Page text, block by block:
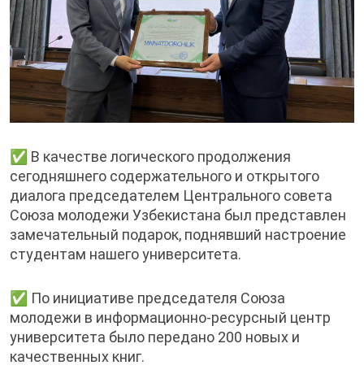
✅ В качестве логического продолжения
сегодняшнего содержательного и открытого
диалога председателем Центрального совета
Союза молодежи Узбекистана был представлен
замечательный подарок, поднявший настроение
студентам нашего университета.
✅ По инициативе председателя Союза
молодежи в информационно-ресурсный центр
университета было передано 200 новых и
качественных книг.